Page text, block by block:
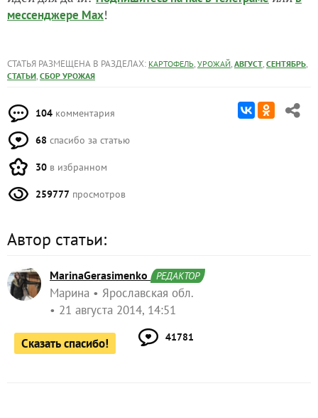
мессенджере Max!
СТАТЬЯ РАЗМЕЩЕНА В РАЗДЕЛАХ: КАРТОФЕЛЬ, УРОЖАЙ, АВГУСТ, СЕНТЯБРЬ,
СТАТЬИ, СБОР УРОЖАЯ
104 комментария
68 спасибо за статью
30 в избранном
259777 просмотров
Автор статьи:
MarinaGerasimenko РЕДАКТОР
Марина
Ярославская обл.
21 августа 2014, 14:51
Сказать спасибо! 41781